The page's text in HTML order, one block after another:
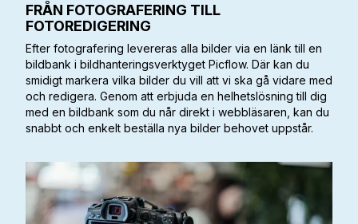
FRÅN FOTOGRAFERING TILL
FOTOREDIGERING
Efter fotografering levereras alla bilder via en länk till en
bildbank i bildhanteringsverktyget Picflow. Där kan du
smidigt markera vilka bilder du vill att vi ska gå vidare med
och redigera. Genom att erbjuda en helhetslösning till dig
med en bildbank som du når direkt i webbläsaren, kan du
snabbt och enkelt beställa nya bilder behovet uppstår.